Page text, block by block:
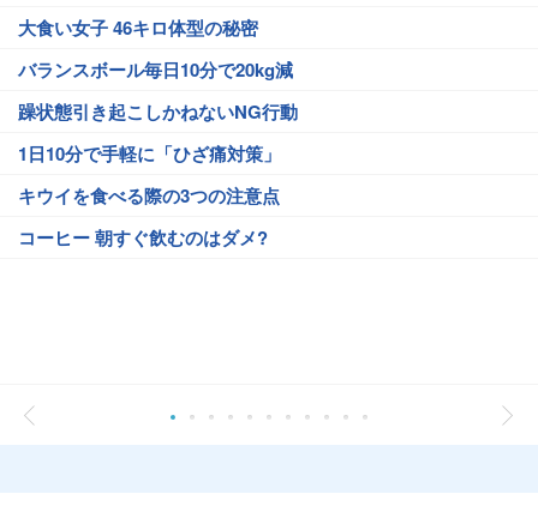
大食い女子 46キロ体型の秘密
バランスボール毎日10分で20kg減
躁状態引き起こしかねないNG行動
1日10分で手軽に「ひざ痛対策」
キウイを食べる際の3つの注意点
コーヒー 朝すぐ飲むのはダメ?